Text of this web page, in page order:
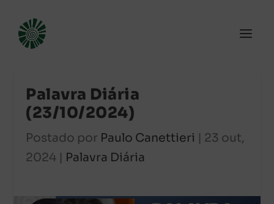
Palavra Diária
(23/10/2024)
Postado por Paulo Canettieri | 23 out,
2024 | Palavra Diária